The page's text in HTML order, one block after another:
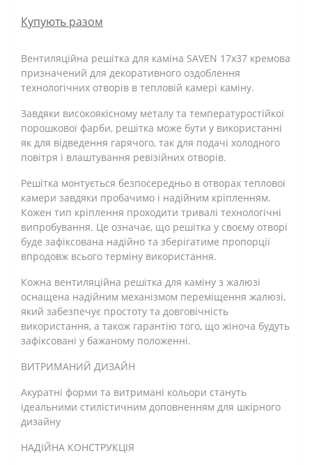
Купують разом
Вентиляційна решітка для каміна SAVEN 17х37 кремова
призначений для декоративного оздоблення
технологічних отворів в тепловій камері каміну.
Завдяки високоякісному металу та температуростійкої
порошкової фарби, решітка може бути у використанні
як для відведення гарячого, так для подачі холодного
повітря і влаштування ревізійних отворів.
Решітка монтується безпосередньо в отворах теплової
камери завдяки пробачимо і надійним кріпленням.
Кожен тип кріплення проходити тривалі технологічні
випробування. Це означає, що решітка у своєму отворі
буде зафіксована надійно та зберігатиме пропорції
впродовж всього терміну використання.
Кожна вентиляційна решітка для каміну з жалюзі
оснащена надійним механізмом переміщення жалюзі,
який забезпечує простоту та довговічність
використання, а також гарантію того, що жіноча будуть
зафіксовані у бажаному положенні.
ВИТРИМАНИЙ ДИЗАЙН
Акуратні форми та витримані кольори стануть
ідеальними стилістичним доповненням для шкірного
дизайну
НАДІЙНА КОНСТРУКЦІЯ